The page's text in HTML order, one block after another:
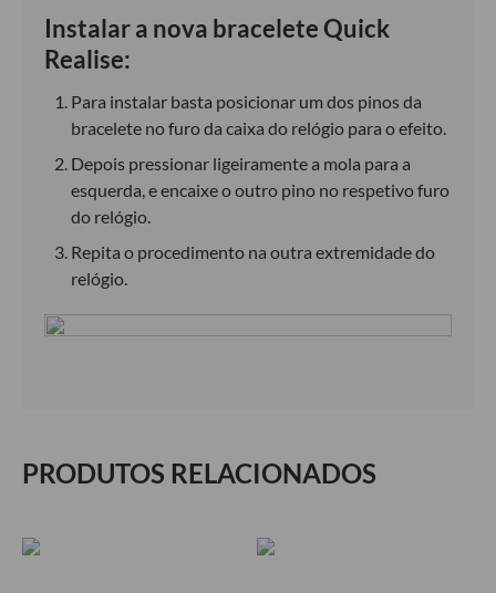
Instalar a nova bracelete Quick
Realise:
Para instalar basta posicionar um dos pinos da
bracelete no furo da caixa do relógio para o efeito.
Depois pressionar ligeiramente a mola para a
esquerda, e encaixe o outro pino no respetivo furo
do relógio.
Repita o procedimento na outra extremidade do
relógio.
PRODUTOS RELACIONADOS